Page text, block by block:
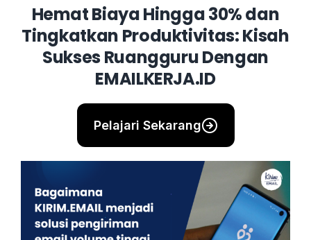
Hemat Biaya Hingga 30% dan
Tingkatkan Produktivitas: Kisah
Sukses Ruangguru Dengan
EMAILKERJA.ID
Pelajari Sekarang